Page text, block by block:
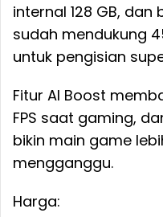
internal 128 GB,
sudah mendukung
untuk pengisian
Fitur AI Boost
FPS saat gaming,
bikin main game
mengganggu.
Harga: